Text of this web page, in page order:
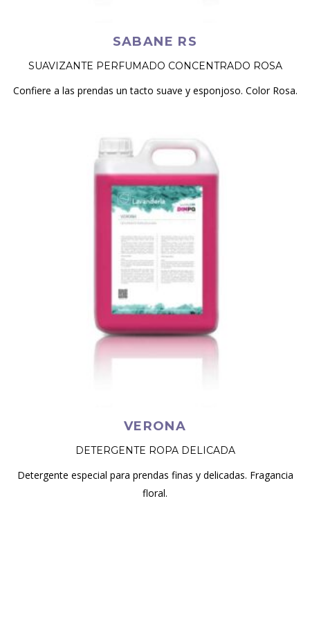
SABANE RS
SUAVIZANTE PERFUMADO CONCENTRADO ROSA
Confiere a las prendas un tacto suave y esponjoso. Color Rosa.
VERONA
DETERGENTE ROPA DELICADA
Detergente especial para prendas finas y delicadas. Fragancia
floral.